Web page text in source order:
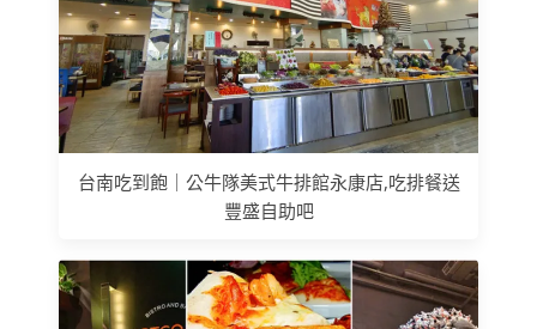
台南吃到飽｜公牛隊美式牛排館永康店,吃排餐送
豐盛自助吧